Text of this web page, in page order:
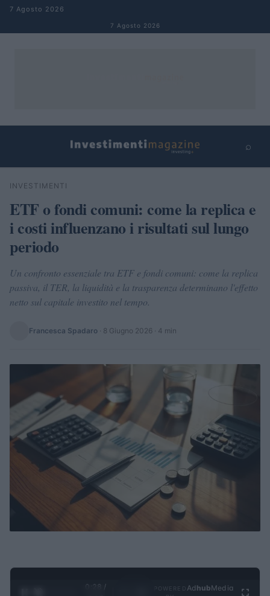
Salta al contenuto
7 Agosto 2026
7 Agosto 2026
⌕
Cerca
INVESTIMENTI
ETF o fondi comuni: come la replica e
i costi influenzano i risultati sul lungo
periodo
Un confronto essenziale tra ETF e fondi comuni: come la replica
passiva, il TER, la liquidità e la trasparenza determinano l'effetto
netto sul capitale investito nel tempo.
Francesca Spadaro · 8 Giugno 2026 · 4 min
0:29 /
Ad hubMedia